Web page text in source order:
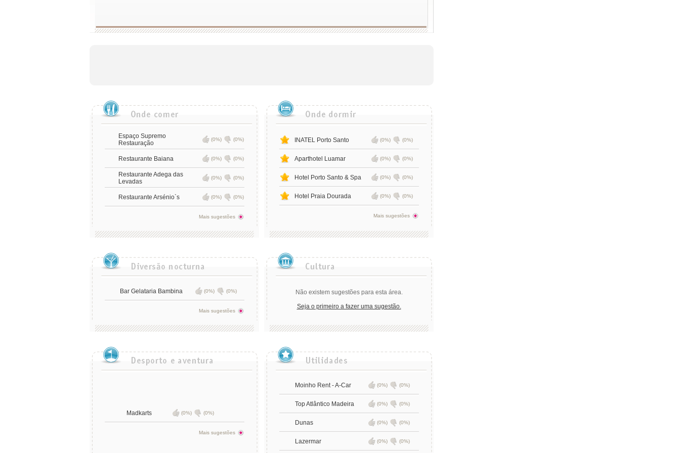
Espaço Supremo
Restauração
(0%) (0%)
Restaurante Baiana (0%) (0%)
Restaurante Adega das
Levadas
(0%) (0%)
Restaurante Arsénio`s (0%) (0%)
Mais sugestões
INATEL Porto Santo (0%) (0%)
Aparthotel Luamar (0%) (0%)
Hotel Porto Santo & Spa (0%) (0%)
Hotel Praia Dourada (0%) (0%)
Mais sugestões
Bar Gelataria Bambina (0%) (0%)
Mais sugestões
Não existem sugestões para esta área.
Seja o primeiro a fazer uma sugestão.
Madkarts (0%) (0%)
Mais sugestões
Moinho Rent - A-Car (0%) (0%)
Top Atlântico Madeira (0%) (0%)
Dunas (0%) (0%)
Lazermar (0%) (0%)